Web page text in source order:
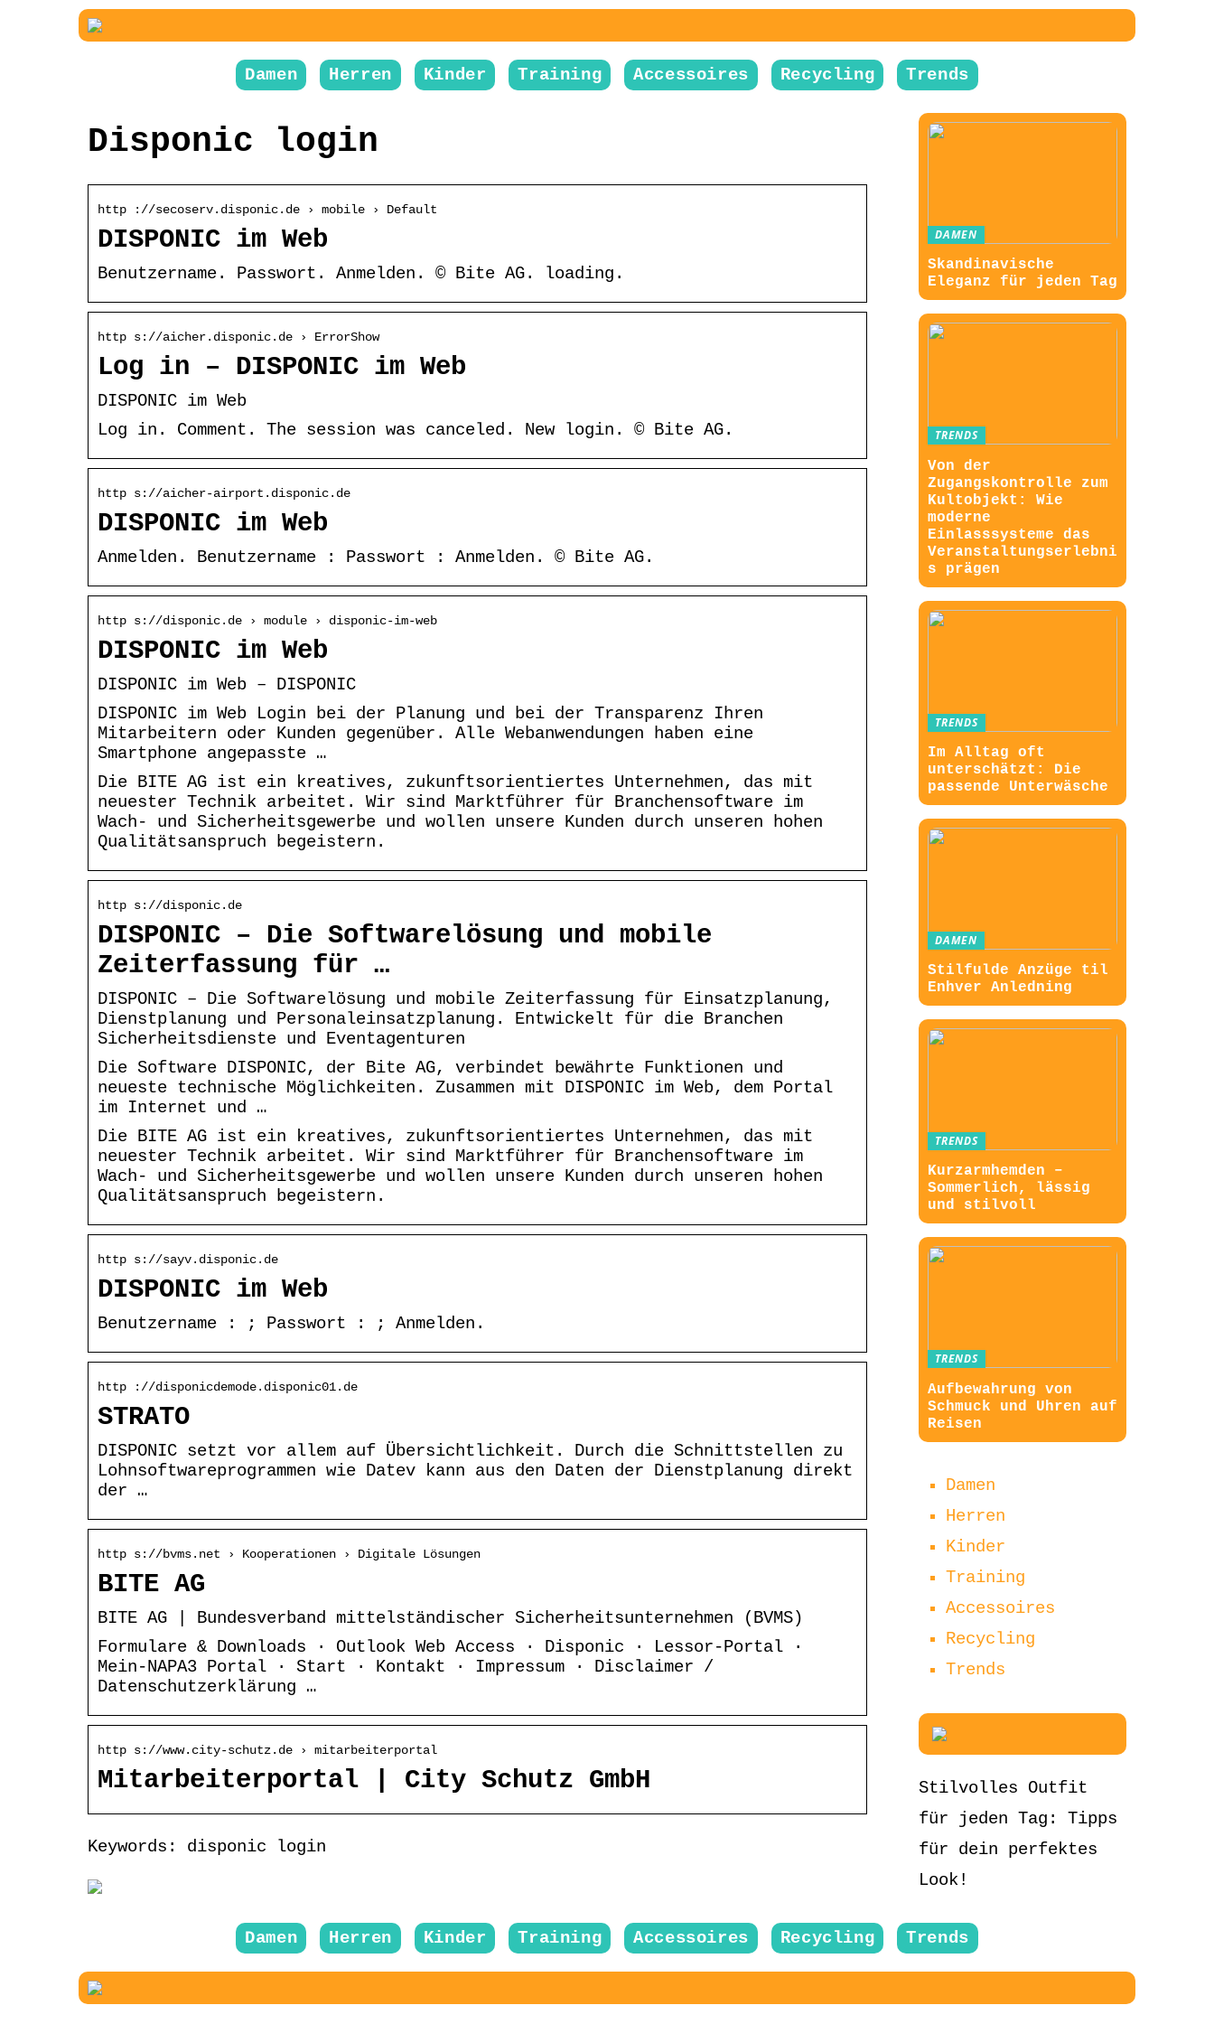
Damen Herren Kinder Training Accessoires Recycling Trends
Disponic login
http ://secoserv.disponic.de › mobile › Default
DISPONIC im Web
Benutzername. Passwort. Anmelden. © Bite AG. loading.
http s://aicher.disponic.de › ErrorShow
Log in – DISPONIC im Web
DISPONIC im Web
Log in. Comment. The session was canceled. New login. © Bite AG.
http s://aicher-airport.disponic.de
DISPONIC im Web
Anmelden. Benutzername : Passwort : Anmelden. © Bite AG.
http s://disponic.de › module › disponic-im-web
DISPONIC im Web
DISPONIC im Web – DISPONIC
DISPONIC im Web Login bei der Planung und bei der Transparenz Ihren
Mitarbeitern oder Kunden gegenüber. Alle Webanwendungen haben eine
Smartphone angepasste …
Die BITE AG ist ein kreatives, zukunftsorientiertes Unternehmen, das mit
neuester Technik arbeitet. Wir sind Marktführer für Branchensoftware im
Wach- und Sicherheitsgewerbe und wollen unsere Kunden durch unseren hohen
Qualitätsanspruch begeistern.
http s://disponic.de
DISPONIC – Die Softwarelösung und mobile
Zeiterfassung für …
DISPONIC – Die Softwarelösung und mobile Zeiterfassung für Einsatzplanung,
Dienstplanung und Personaleinsatzplanung. Entwickelt für die Branchen
Sicherheitsdienste und Eventagenturen
Die Software DISPONIC, der Bite AG, verbindet bewährte Funktionen und
neueste technische Möglichkeiten. Zusammen mit DISPONIC im Web, dem Portal
im Internet und …
Die BITE AG ist ein kreatives, zukunftsorientiertes Unternehmen, das mit
neuester Technik arbeitet. Wir sind Marktführer für Branchensoftware im
Wach- und Sicherheitsgewerbe und wollen unsere Kunden durch unseren hohen
Qualitätsanspruch begeistern.
http s://sayv.disponic.de
DISPONIC im Web
Benutzername : ; Passwort : ; Anmelden.
http ://disponicdemode.disponic01.de
STRATO
DISPONIC setzt vor allem auf Übersichtlichkeit. Durch die Schnittstellen zu
Lohnsoftwareprogrammen wie Datev kann aus den Daten der Dienstplanung direkt
der …
http s://bvms.net › Kooperationen › Digitale Lösungen
BITE AG
BITE AG | Bundesverband mittelständischer Sicherheitsunternehmen (BVMS)
Formulare & Downloads · Outlook Web Access · Disponic · Lessor-Portal ·
Mein-NAPA3 Portal · Start · Kontakt · Impressum · Disclaimer /
Datenschutzerklärung …
http s://www.city-schutz.de › mitarbeiterportal
Mitarbeiterportal | City Schutz GmbH
Keywords: disponic login
DAMEN
Skandinavische
Eleganz für jeden Tag
TRENDS
Von der
Zugangskontrolle zum
Kultobjekt: Wie
moderne
Einlasssysteme das
Veranstaltungserlebni
s prägen
TRENDS
Im Alltag oft
unterschätzt: Die
passende Unterwäsche
DAMEN
Stilfulde Anzüge til
Enhver Anledning
TRENDS
Kurzarmhemden –
Sommerlich, lässig
und stilvoll
TRENDS
Aufbewahrung von
Schmuck und Uhren auf
Reisen
Damen
Herren
Kinder
Training
Accessoires
Recycling
Trends
Stilvolles Outfit
für jeden Tag: Tipps
für dein perfektes
Look!
Damen Herren Kinder Training Accessoires Recycling Trends